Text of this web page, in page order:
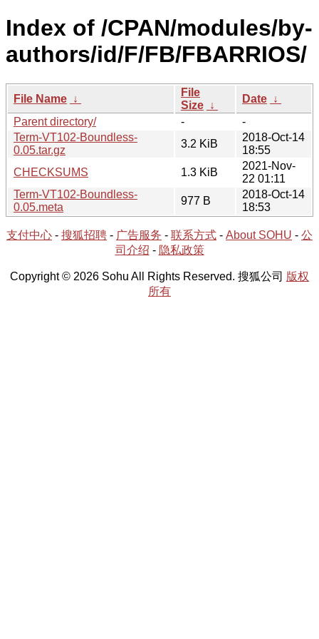
Index of /CPAN/modules/by-
authors/id/F/FB/FBARRIOS/
File Name ↓
File
Size ↓
Date ↓
Parent directory/
-
-
Term-VT102-Boundless-
0.05.tar.gz
3.2 KiB
2018-Oct-14
18:55
CHECKSUMS
1.3 KiB
2021-Nov-
22 01:11
Term-VT102-Boundless-
0.05.meta
977 B
2018-Oct-14
18:53
支付中心 - 搜狐招聘 - 广告服务 - 联系方式 - About SOHU - 公
司介绍 - 隐私政策
Copyright © 2026 Sohu All Rights Reserved. 搜狐公司 版权
所有